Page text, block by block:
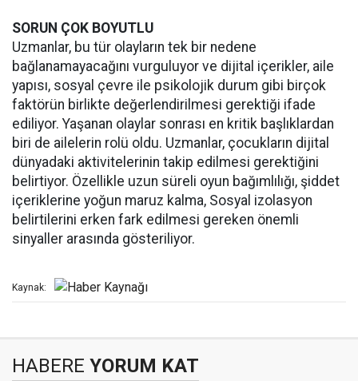
SORUN ÇOK BOYUTLU
Uzmanlar, bu tür olayların tek bir nedene
bağlanamayacağını vurguluyor ve dijital içerikler, aile
yapısı, sosyal çevre ile psikolojik durum gibi birçok
faktörün birlikte değerlendirilmesi gerektiği ifade
ediliyor. Yaşanan olaylar sonrası en kritik başlıklardan
biri de ailelerin rolü oldu. Uzmanlar, çocukların dijital
dünyadaki aktivitelerinin takip edilmesi gerektiğini
belirtiyor. Özellikle uzun süreli oyun bağımlılığı, şiddet
içeriklerine yoğun maruz kalma, Sosyal izolasyon
belirtilerini erken fark edilmesi gereken önemli
sinyaller arasında gösteriliyor.
Kaynak:
HABERE YORUM KAT